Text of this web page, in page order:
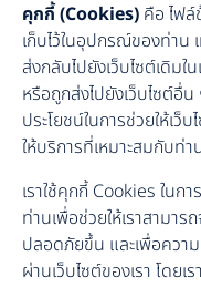
คุกกี้ (Cookies) คือ ไฟ
เก็บไว้ในอุปกรณ์ของท่าน
ส่งกลับไปยังเว็บไซต์เดิม
หรือถูกส่งไปยังเว็บไซต์อื่
ประโยชน์ในการช่วยให้เ
ให้บริการที่เหมาะสมกับท่
เราใช้คุกกี้ Cookies ในก
ท่านเพื่อช่วยให้เราสามา
ปลอดภัยขึ้น และเพื่อควา
ผ่านเว็บไซต์ของเรา โดย